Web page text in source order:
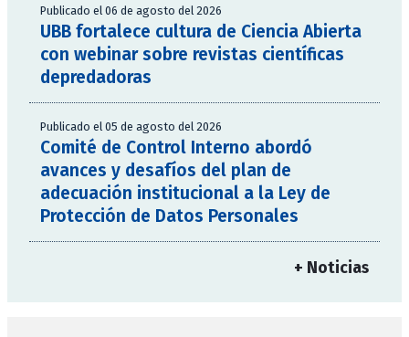
Publicado el 06 de agosto del 2026
UBB fortalece cultura de Ciencia Abierta
con webinar sobre revistas científicas
depredadoras
Publicado el 05 de agosto del 2026
Comité de Control Interno abordó
avances y desafíos del plan de
adecuación institucional a la Ley de
Protección de Datos Personales
+ Noticias